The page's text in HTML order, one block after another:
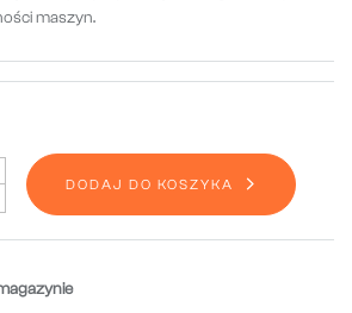
maszyn.
DODAJ DO KOSZYKA